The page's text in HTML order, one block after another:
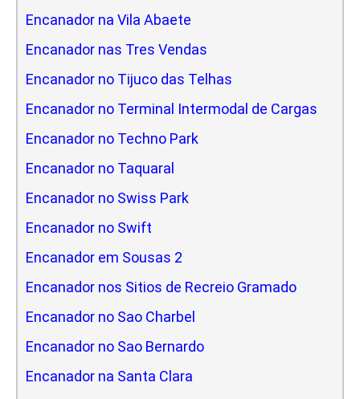
Encanador na Vila Abaete
Encanador nas Tres Vendas
Encanador no Tijuco das Telhas
Encanador no Terminal Intermodal de Cargas
Encanador no Techno Park
Encanador no Taquaral
Encanador no Swiss Park
Encanador no Swift
Encanador em Sousas 2
Encanador nos Sitios de Recreio Gramado
Encanador no Sao Charbel
Encanador no Sao Bernardo
Encanador na Santa Clara